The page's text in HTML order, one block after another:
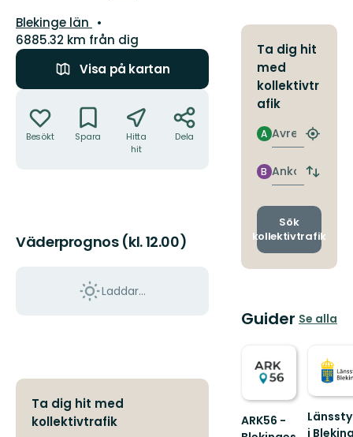
Län:
Blekinge län
6885.32 km från dig
Visa på kartan
Besökt Spara
Hitta
hit
Dela
Väderprognos (kl. 12.00)
Laddar...
Ta dig hit med
kollektivtrafik
Ta dig hit
med
kollektivtr
afik
Avresa
A
Hitta
Ankomst
B
Byt
och
Sök
kollektivtrafik
Guider Se alla
ARK56 -
i